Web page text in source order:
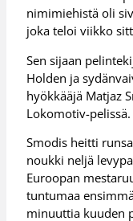
nimimiehistä oli
joka teloi viikko
Sen sijaan
Holden ja
hyökkääjä Matjaz
Lokomotiv-pelissä.
Smodis heitti
noukki neljä
Euroopan
tuntumaa
minuuttia kuuden